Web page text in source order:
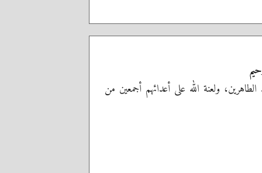
ولعنة الله على أعدائهم أجمعين من